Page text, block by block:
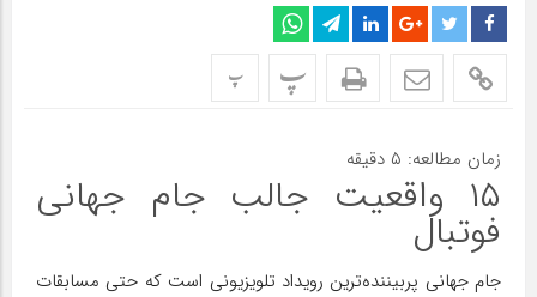
پ پ
زمان مطالعه: ۵ دقیقه
۱۵ واقعیت جالب جام جهانی
فوتبال
جام جهانی پربیننده‌ترین رویداد تلویزیونی است که حتی مسابقات